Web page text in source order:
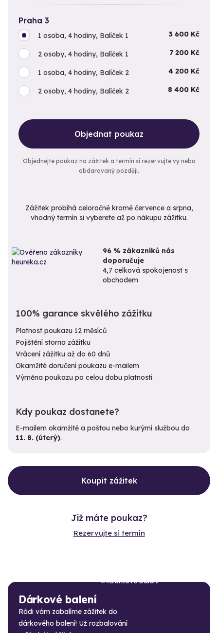
Praha 3
1 osoba, 4 hodiny, Balíček 1 3 600 Kč
2 osoby, 4 hodiny, Balíček 1 7 200 Kč
1 osoba, 4 hodiny, Balíček 2 4 200 Kč
2 osoby, 4 hodiny, Balíček 2 8 400 Kč
Objednat poukaz
Objednejte poukaz na zážitek a termín si rezervujte vy nebo
obdarovaný později.
Zážitek probíhá celoročně kromě července a srpna,
vhodný termín si vyberete až po nákupu zážitku.
96 % zákazníků nás
doporučuje
4,7 celková spokojenost s
obchodem
100% garance skvělého zážitku
Platnost poukazu 12 měsíců
Pojištění storna zážitku
Vrácení zážitku až do 60 dnů
Okamžité doručení poukazu e-mailem
Výměna poukazu po celou dobu platnosti
Kdy poukaz dostanete?
E-mailem okamžitě a poštou nebo kurýrní službou do
11. 8. (úterý).
Koupit zážitek
Již máte poukaz?
Rezervujte si termín
Dárkové balení
Rádi vám zabalíme zážitek do
dárkového balení! Už rozbalování